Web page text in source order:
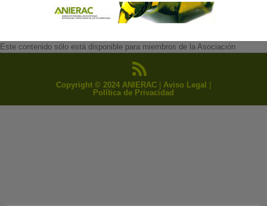
Este contenido sólo está disponible para miembros de la Asociación
Copyright © 2024 ANIERAC Aviso Legal
Política de Privacidad